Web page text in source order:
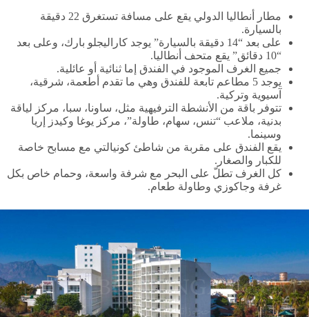
مطار أنطاليا الدولي يقع على مسافة تستغرق 22 دقيقة
بالسيارة.
على بعد “14 دقيقة بالسيارة” يوجد كاراليجلو بارك، وعلى بعد
“10 دقائق” يقع متحف أنطاليا.
جميع الغرف الموجود في الفندق إما ثنائية أو عائلية.
يوجد 5 مطاعم تابعة للفندق وهي ما تقدم أطعمة، شرقية،
آسيوية وتركية.
تتوفر باقة من الأنشطة الترفيهية مثل، ساونا، سبا، مركز لياقة
بدنية، ملاعب “تنس، سهام، طاولة”، مركز يوغا وكيدز إريا
وسينما.
يقع الفندق على مقربة من شاطئ كونيالتي مع مسابح خاصة
للكبار والصغار.
كل الغرف تطلّ على البحر مع شرفة واسعة، وحمام خاص بكل
غرفة وجاكوزي وطاولة طعام.